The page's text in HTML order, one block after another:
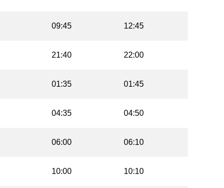
09:45 12:45
21:40 22:00
01:35 01:45
04:35 04:50
06:00 06:10
10:00 10:10